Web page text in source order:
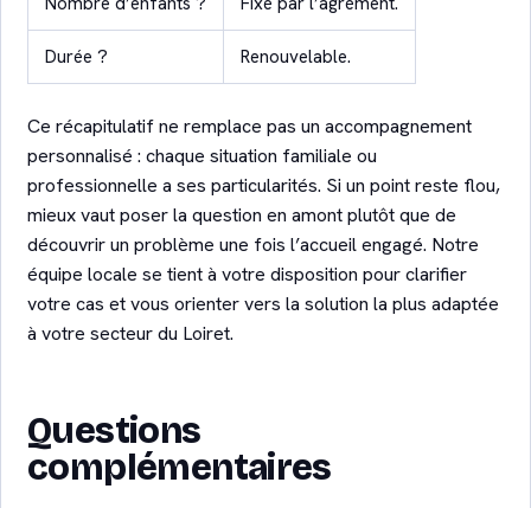
Durée ? Renouvelable.
Ce récapitulatif ne remplace pas un accompagnement
personnalisé : chaque situation familiale ou
professionnelle a ses particularités. Si un point reste flou,
mieux vaut poser la question en amont plutôt que de
découvrir un problème une fois l’accueil engagé. Notre
équipe locale se tient à votre disposition pour clarifier
votre cas et vous orienter vers la solution la plus adaptée
à votre secteur du Loiret.
Questions
complémentaires